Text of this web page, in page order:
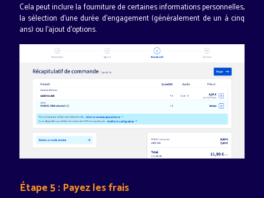
Cela peut inclure la fourniture de certaines informations personnelles,
la sélection d'une durée d'engagement (généralement de un à cinq
ans) ou l'ajout d'options.
Étape 5 : Payez les frais